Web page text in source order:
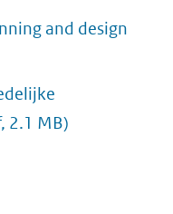
and design
2.1 MB)